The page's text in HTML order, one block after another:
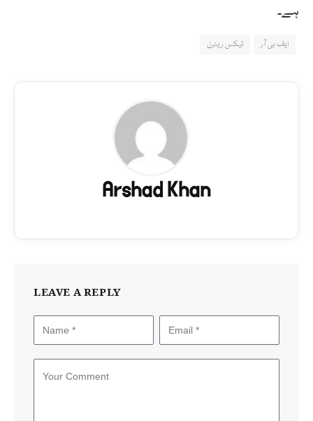
ہے۔
ایف بی آر ٹیکس ریٹرن
Arshad Khan
LEAVE A REPLY